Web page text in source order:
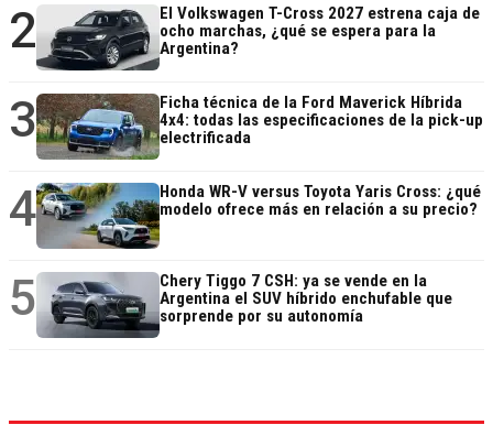
2
El Volkswagen T-Cross 2027 estrena caja de
ocho marchas, ¿qué se espera para la
Argentina?
3
Ficha técnica de la Ford Maverick Híbrida
4x4: todas las especificaciones de la pick-up
electrificada
4
Honda WR-V versus Toyota Yaris Cross: ¿qué
modelo ofrece más en relación a su precio?
5
Chery Tiggo 7 CSH: ya se vende en la
Argentina el SUV híbrido enchufable que
sorprende por su autonomía